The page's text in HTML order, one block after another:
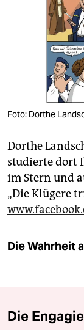
wahrheit
verlag
verlag
veranstaltungen
shop
fragen & hilfe
epaper login
Foto: Dorthe
Dorthe
studierte dort
im Stern und
„Die Klügere
Die Wahrheit
Die